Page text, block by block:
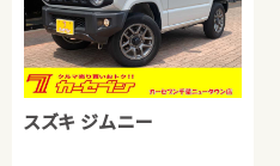
スズキ ジムニー
トヨタ ルーミー
トヨタ アルファード ハイ